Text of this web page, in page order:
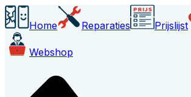
Home Reparaties Prijslijst
Webshop